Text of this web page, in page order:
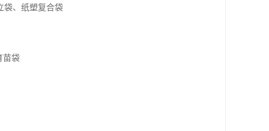
袋、纸塑复合袋
苗袋